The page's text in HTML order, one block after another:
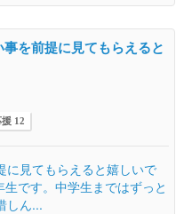
を前提に見てもらえると
12
に見てもらえると嬉しいで
です。中学生まではずっと
しん...